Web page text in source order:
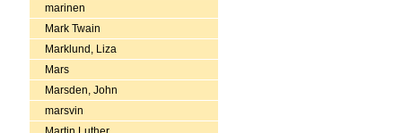
marinen
Mark Twain
Marklund, Liza
Mars
Marsden, John
marsvin